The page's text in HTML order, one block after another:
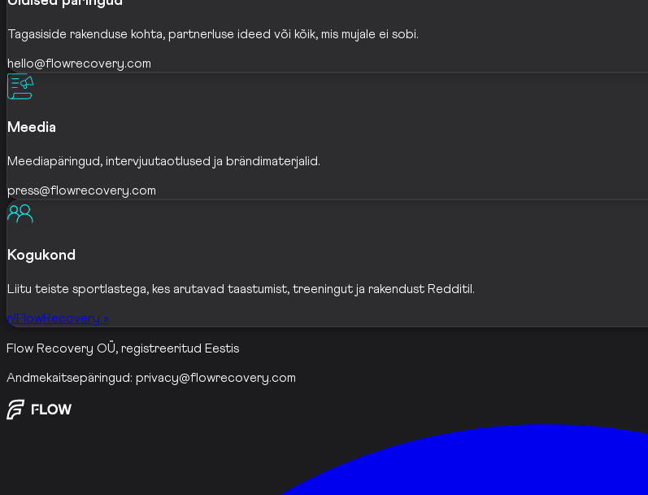
Tagasiside rakenduse kohta, partnerluse ideed või kõik, mis mujale ei sobi.
hello@flowrecovery.com
Meedia
Meediapäringud, intervjuutaotlused ja brändimaterjalid.
press@flowrecovery.com
Kogukond
Liitu teiste sportlastega, kes arutavad taastumist, treeningut ja rakendust Redditil.
r/FlowRecovery »
Flow Recovery OÜ, registreeritud Eestis
Andmekaitsepäringud: privacy@flowrecovery.com